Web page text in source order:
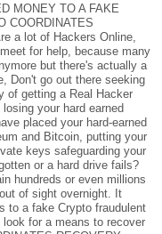
MONEY TO A FAKE
COORDINATES
a lot of Hackers Online,
for help, because many
but there's actually a
Don't go out there seeking
of getting a Real Hacker
your hard earned
placed your hard-earned
and Bitcoin, putting your
keys safeguarding your
or a hard drive fails?
hundreds or even millions
of sight overnight. It
to a fake Crypto fraudulent
for a means to recover